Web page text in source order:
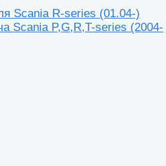
Scania R-series (01.04-)
Scania P,G,R,T-series (2004-